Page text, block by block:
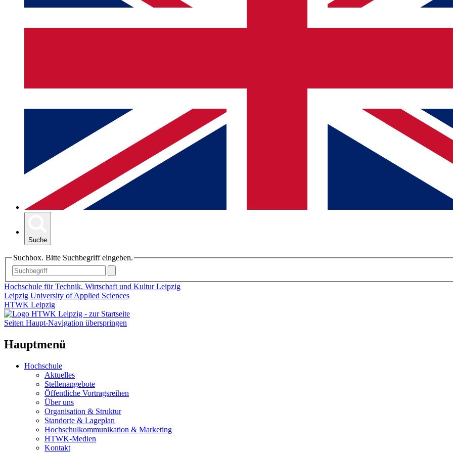
Suche
Suchbox. Bitte Suchbegriff eingeben.
Hochschule für Technik, Wirtschaft und Kultur Leipzig
Leipzig University of Applied Sciences
HTWK Leipzig
Seiten Haupt-Navigation überspringen
Hauptmenü
Hochschule
Aktuelles
Stellenangebote
Öffentliche Vortragsreihen
Über uns
Organisation & Struktur
Standorte & Lageplan
Hochschulkommunikation & Marketing
HTWK-Medien
Kontakt